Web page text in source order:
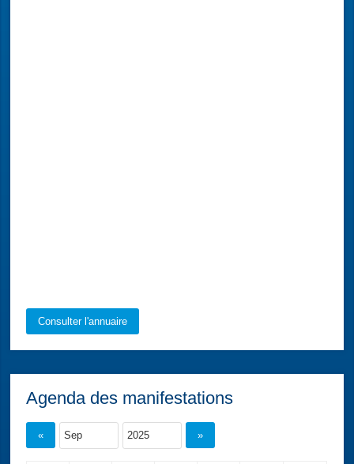
Consulter l'annuaire
Agenda des manifestations
« »